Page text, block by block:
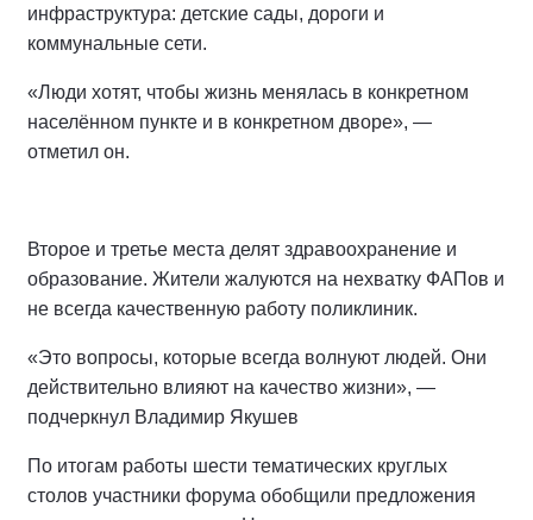
инфраструктура: детские сады, дороги и
коммунальные сети.
«Люди хотят, чтобы жизнь менялась в конкретном
населённом пункте и в конкретном дворе», —
отметил он.
Второе и третье места делят здравоохранение и
образование. Жители жалуются на нехватку ФАПов и
не всегда качественную работу поликлиник.
«Это вопросы, которые всегда волнуют людей. Они
действительно влияют на качество жизни», —
подчеркнул Владимир Якушев
По итогам работы шести тематических круглых
столов участники форума обобщили предложения